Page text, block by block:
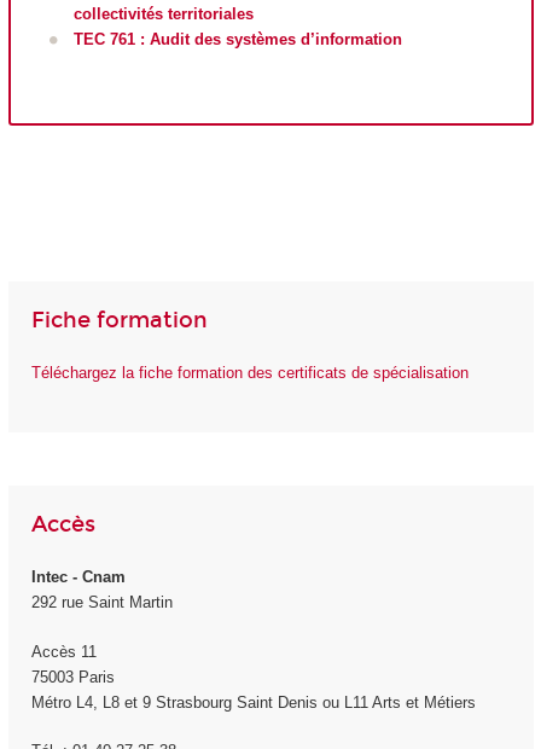
collectivités territoriales
TEC 761 : Audit des systèmes d’information
Fiche formation
Téléchargez la fiche formation des certificats de spécialisation
Accès
Intec - Cnam
292 rue Saint Martin
Accès 11
75003 Paris
Métro L4, L8 et 9 Strasbourg Saint Denis ou L11 Arts et Métiers